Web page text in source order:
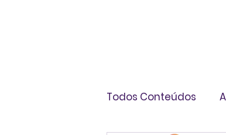
Todos Conteúdos